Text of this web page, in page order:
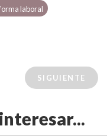
laboral
SIGUIENTE